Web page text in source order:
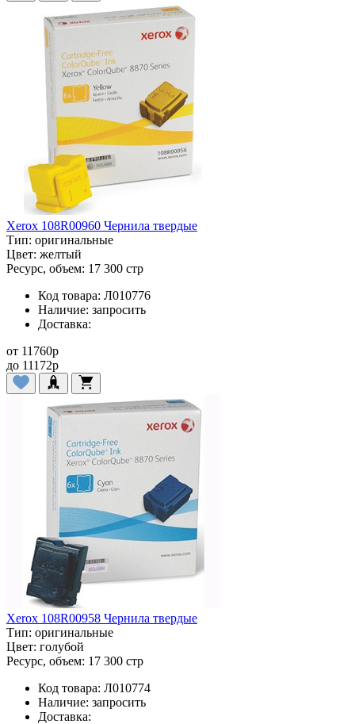
Xerox 108R00960 Чернила твердые
Тип: оригинальные
Цвет: желтый
Ресурс, объем: 17 300 стр
Код товара: Л010776
Наличие: запросить
Доставка:
от 11760p
до 11172p
Xerox 108R00958 Чернила твердые
Тип: оригинальные
Цвет: голубой
Ресурс, объем: 17 300 стр
Код товара: Л010774
Наличие: запросить
Доставка: